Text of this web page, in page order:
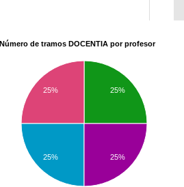
Número de tramos DOCENTIA por profesor
25%
25%
25% 25%